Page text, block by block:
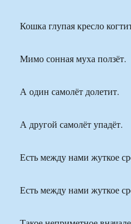
Кошка глупая кресло
Мимо сонная муха ползёт.
А один самолёт долетит.
А другой самолёт упадёт.
Есть между нами жуткое
Есть между нами жуткое